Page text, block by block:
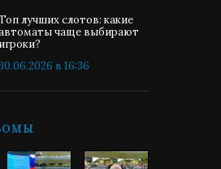
лучших слотов: какие
чаще выбирают
игроки?
30.06.2026 в 16:36